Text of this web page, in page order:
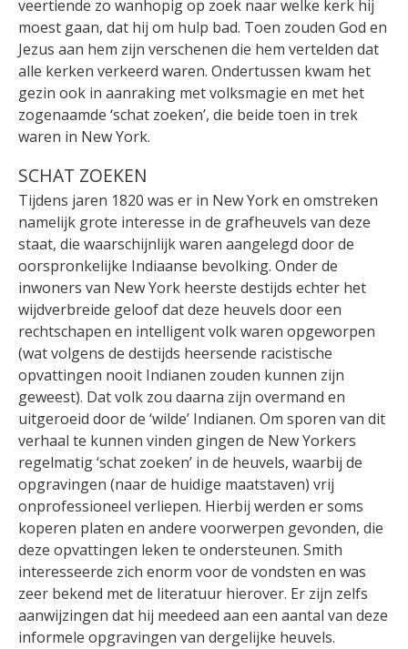
veertiende zo wanhopig op zoek naar welke kerk hij
moest gaan, dat hij om hulp bad. Toen zouden God en
Jezus aan hem zijn verschenen die hem vertelden dat
alle kerken verkeerd waren. Ondertussen kwam het
gezin ook in aanraking met volksmagie en met het
zogenaamde ‘schat zoeken’, die beide toen in trek
waren in New York.
SCHAT ZOEKEN
Tijdens jaren 1820 was er in New York en omstreken
namelijk grote interesse in de grafheuvels van deze
staat, die waarschijnlijk waren aangelegd door de
oorspronkelijke Indiaanse bevolking. Onder de
inwoners van New York heerste destijds echter het
wijdverbreide geloof dat deze heuvels door een
rechtschapen en intelligent volk waren opgeworpen
(wat volgens de destijds heersende racistische
opvattingen nooit Indianen zouden kunnen zijn
geweest). Dat volk zou daarna zijn overmand en
uitgeroeid door de ‘wilde’ Indianen. Om sporen van dit
verhaal te kunnen vinden gingen de New Yorkers
regelmatig ‘schat zoeken’ in de heuvels, waarbij de
opgravingen (naar de huidige maatstaven) vrij
onprofessioneel verliepen. Hierbij werden er soms
koperen platen en andere voorwerpen gevonden, die
deze opvattingen leken te ondersteunen. Smith
interesseerde zich enorm voor de vondsten en was
zeer bekend met de literatuur hierover. Er zijn zelfs
aanwijzingen dat hij meedeed aan een aantal van deze
informele opgravingen van dergelijke heuvels.